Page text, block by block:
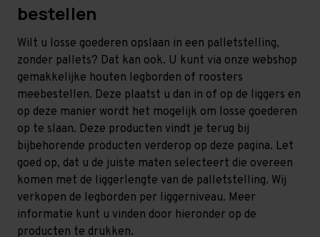
bestellen
Wilt u losse goederen opslaan in een palletstelling,
zonder pallets? Dat kan ook. U kunt via onze webshop
gemakkelijke houten legborden of roosters
meebestellen. Deze plaatst u dan in of op de liggers en
op deze manier wordt het mogelijk om losse goederen
op te slaan. Deze producten vindt je terug bij
bijbehorende producten verderop op deze pagina. Let
goed op, dat u de juiste maten selecteert die overeen
komen met de liggerlengte van de palletstelling. Wij
verkopen de legborden per liggerniveau. Meer
informatie kunt u vinden door hieronder op de
producten te drukken.